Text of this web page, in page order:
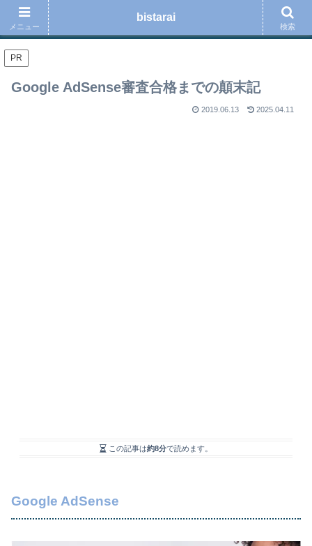
ロードバイク、スポーツ、音楽、読書、ブログ運用の事などを綴る趣味のブロ
PR
Google AdSense審査合格までの顛末記
2019.06.13 2025.04.11
この記事は約8分で読めます。
Google AdSense
メニュー
bistarai
検索